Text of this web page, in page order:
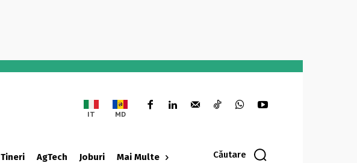
IT MD
Tineri AgTech Joburi Mai Multe Căutare